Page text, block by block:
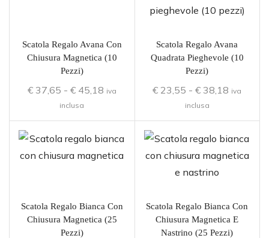
Scatola Regalo Avana Con
Chiusura Magnetica (10
Pezzi)
€37,65 - €45,18 iva
inclusa
Scatola Regalo Avana
Quadrata Pieghevole (10
Pezzi)
€ 23,55 - € 38,18 iva
inclusa
Scatola Regalo Bianca Con
Chiusura Magnetica (25
Pezzi)
Scatola Regalo Bianca Con
Chiusura Magnetica E
Nastrino (25 Pezzi)